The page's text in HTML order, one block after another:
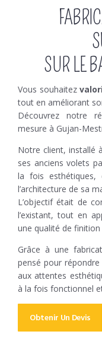
SUR LE
Vous souhaitez
tout en améliorant
Découvrez notre
mesure à Gujan-
Notre client, installé
ses anciens volets
la fois esthétiques,
l’architecture de sa
L’objectif était de
l’existant, tout en
une qualité de
Grâce à une
pensé pour
aux attentes
à la fois fonctionnel
Obtenir Un Devis